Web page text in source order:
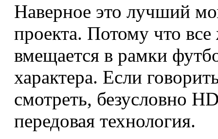
Наверное это лучший
проекта. Потому что
вмещается в рамки
характера. Если
смотреть, безусловно
передовая технология.